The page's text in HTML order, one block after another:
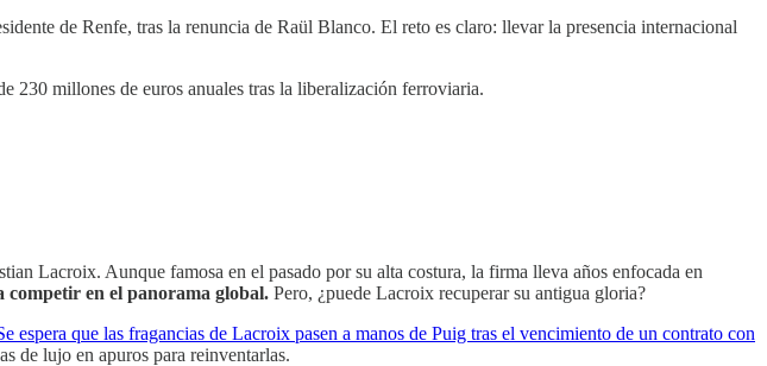
de Renfe, tras la renuncia de Raül Blanco. El reto es claro: llevar la presencia internacional
230 millones de euros anuales tras la liberalización ferroviaria.
Lacroix. Aunque famosa en el pasado por su alta costura, la firma lleva años enfocada en
en el panorama global. Pero, ¿puede Lacroix recuperar su antigua gloria?
espera que las fragancias de Lacroix pasen a manos de Puig tras el vencimiento de un contrato con
de lujo en apuros para reinventarlas.